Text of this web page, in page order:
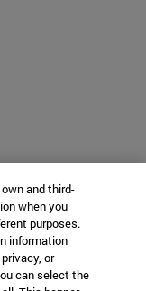
and third-
when you
purposes.
information
or
can select the